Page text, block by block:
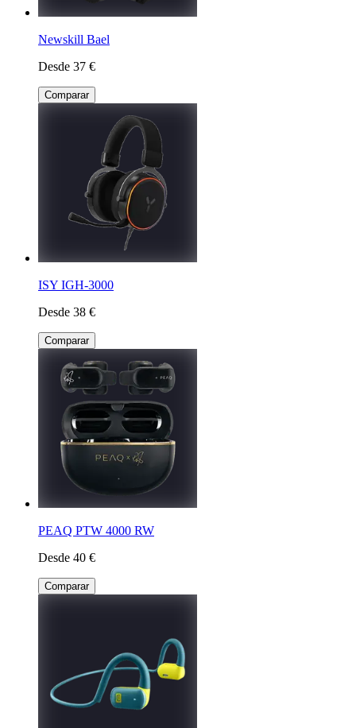
Newskill Bael
Desde 37 €
Comparar
ISY IGH-3000
Desde 38 €
Comparar
PEAQ PTW 4000 RW
Desde 40 €
Comparar